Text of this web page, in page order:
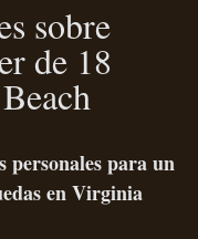
sobre
de 18
personales para un
en Virginia